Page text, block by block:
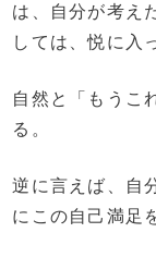
は、自分が考え
しては、悦に入
自然と「もうこ
る。
逆に言えば、自
にこの自己満足